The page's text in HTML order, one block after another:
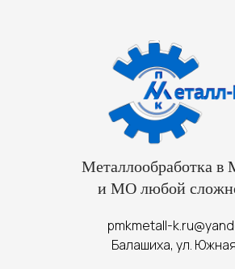
Металлообработка в
и МО любой
pmkmetall-
Балашиха, ул. Южная